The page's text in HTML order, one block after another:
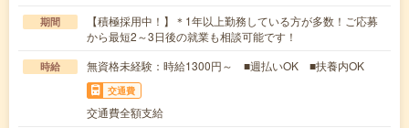
期間
【積極採用中！】＊1年以上勤務している方が多数！ご応募
から最短2～3日後の就業も相談可能です！
時給 無資格未経験：時給1300円～ ■週払いOK ■扶養内OK
交通費
交通費全額支給